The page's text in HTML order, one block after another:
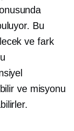
Bu
ve fark
ve misyonu